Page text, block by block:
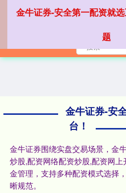
金牛证券-安
台！
金牛证券围绕实盘交易场景，金
炒股,配资网络配资炒股,配资网
金管理，支持多种配资模式选择
晰规范。
金牛证券-安全第一配资就
题
深证成指 14311.01
沪深300 4694.44